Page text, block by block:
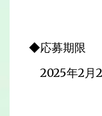
◆応募期限
2025年2月